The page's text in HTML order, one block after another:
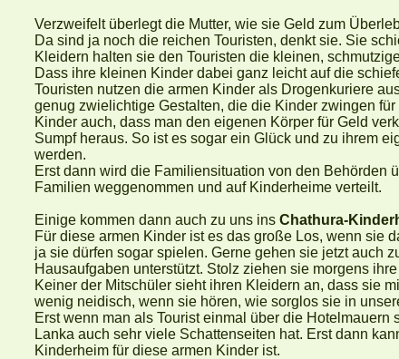
Verzweifelt überlegt die Mutter, wie sie Geld zum
Da sind ja noch die reichen Touristen, denkt sie. Sie
Kleidern halten sie den Touristen die kleinen,
Dass ihre kleinen Kinder dabei ganz leicht auf die
Touristen nutzen die armen Kinder als Drogenkuriere
genug zwielichtige Gestalten, die die Kinder zwingen
Kinder auch, dass man den eigenen Körper für Geld
Sumpf heraus. So ist es sogar ein Glück und zu ihrem
werden.
Erst dann wird die Familiensituation von den Behörden
Familien weggenommen und auf Kinderheime verteilt.
Einige kommen dann auch zu uns ins Chathura-
Für diese armen Kinder ist es das große Los, wenn sie
ja sie dürfen sogar spielen. Gerne gehen sie jetzt auch
Hausaufgaben unterstützt. Stolz ziehen sie morgens
Keiner der Mitschüler sieht ihren Kleidern an, dass sie
wenig neidisch, wenn sie hören, wie sorglos sie in
Erst wenn man als Tourist einmal über die
Lanka auch sehr viele Schattenseiten hat. Erst dann
Kinderheim für diese armen Kinder ist.